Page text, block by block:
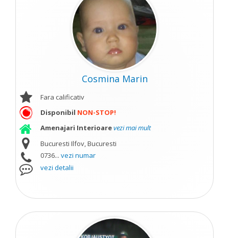
Cosmina Marin
Fara calificativ
Disponibil NON-STOP!
Amenajari Interioarevezi mai mult
Bucuresti Ilfov, Bucuresti
0736... vezi numar
vezi detalii